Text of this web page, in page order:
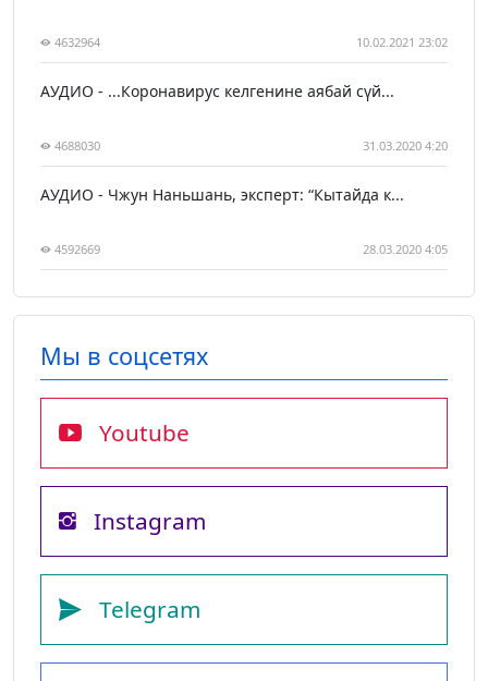
4632964 10.02.2021 23:02
АУДИО - ...Коронавирус келгенине аябай сүй...
4688030 31.03.2020 4:20
АУДИО - Чжун Наньшань, эксперт: “Кытайда к...
4592669 28.03.2020 4:05
Мы в соцсетях
Youtube
Instagram
Telegram